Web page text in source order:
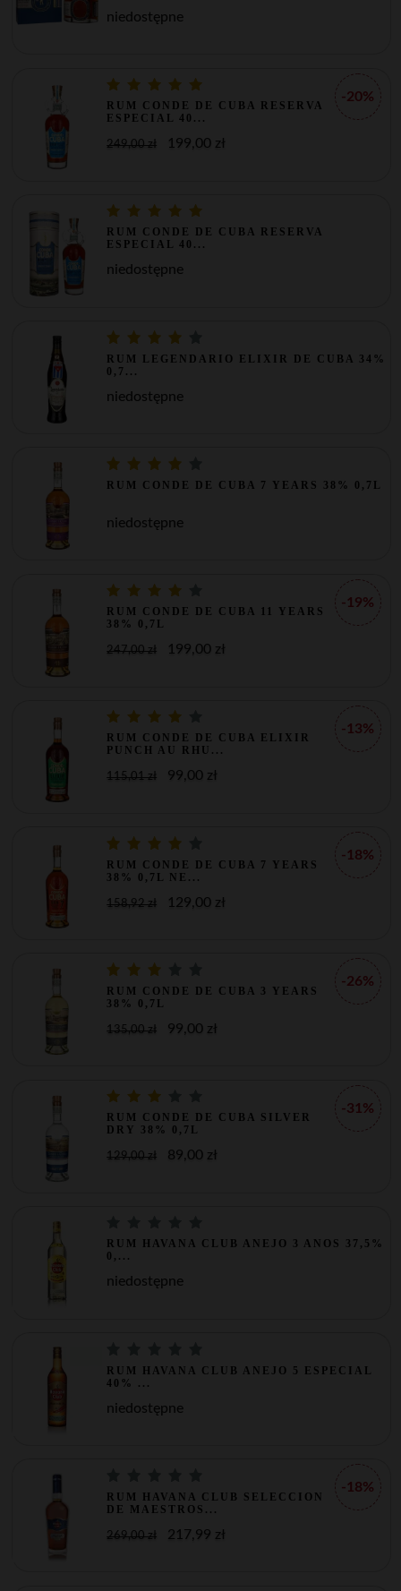
niedostępne
-20%
RUM CONDE DE CUBA RESERVA
ESPECIAL 40...
249,00 zł 199,00 zł
RUM CONDE DE CUBA RESERVA
ESPECIAL 40...
niedostępne
RUM LEGENDARIO ELIXIR DE CUBA 34%
0,7...
niedostępne
RUM CONDE DE CUBA 7 YEARS 38% 0,7L
niedostępne
-19%
RUM CONDE DE CUBA 11 YEARS
38% 0,7L
247,00 zł 199,00 zł
-13%
RUM CONDE DE CUBA ELIXIR
PUNCH AU RHU...
115,01 zł 99,00 zł
-18%
RUM CONDE DE CUBA 7 YEARS
38% 0,7L NE...
158,92 zł 129,00 zł
-26%
RUM CONDE DE CUBA 3 YEARS
38% 0,7L
135,00 zł 99,00 zł
-31%
RUM CONDE DE CUBA SILVER
DRY 38% 0,7L
129,00 zł 89,00 zł
RUM HAVANA CLUB ANEJO 3 ANOS 37,5%
0,...
niedostępne
RUM HAVANA CLUB ANEJO 5 ESPECIAL
40% ...
niedostępne
-18%
RUM HAVANA CLUB SELECCION
DE MAESTROS...
269,00 zł 217,99 zł